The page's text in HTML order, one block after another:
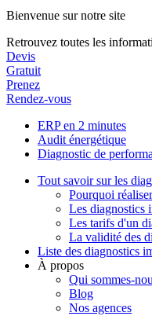
Bienvenue sur notre site
Retrouvez toutes les
Devis
Gratuit
Prenez
Rendez-vous
ERP en 2 minutes
Audit énergétique
Diagnostic de
Tout savoir sur les
Pourquoi
Les diagnostics
Les tarifs d'un
La validité des
Liste des diagnostics
À propos
Qui sommes-
Blog
Nos agences